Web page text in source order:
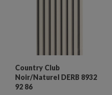
Country Club
Noir/Naturel DERB 8932
92 86